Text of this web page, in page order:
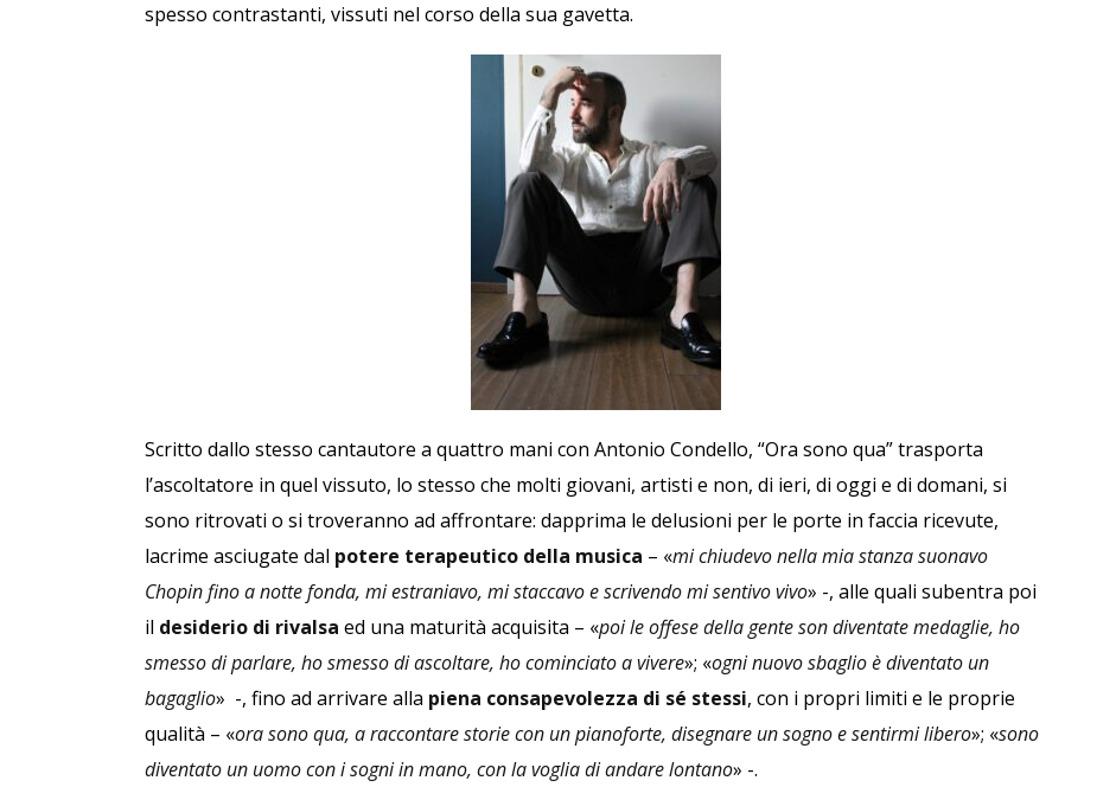
spesso contrastanti, vissuti nel corso della sua gavetta.
Scritto dallo stesso cantautore a quattro mani con Antonio Condello, “Ora sono qua” trasporta
l’ascoltatore in quel vissuto, lo stesso che molti giovani, artisti e non, di ieri, di oggi e di domani, si
sono ritrovati o si troveranno ad affrontare: dapprima le delusioni per le porte in faccia ricevute,
lacrime asciugate dal potere terapeutico della musica – «mi chiudevo nella mia stanza suonavo
Chopin fino a notte fonda, mi estraniavo, mi staccavo e scrivendo mi sentivo vivo» -, alle quali subentra poi
il desiderio di rivalsa ed una maturità acquisita – «poi le offese della gente son diventate medaglie, ho
smesso di parlare, ho smesso di ascoltare, ho cominciato a vivere»; «ogni nuovo sbaglio è diventato un
bagaglio» -, fino ad arrivare alla piena consapevolezza di sé stessi, con i propri limiti e le proprie
qualità – «ora sono qua, a raccontare storie con un pianoforte, disegnare un sogno e sentirmi libero»; «sono
diventato un uomo con i sogni in mano, con la voglia di andare lontano» -.